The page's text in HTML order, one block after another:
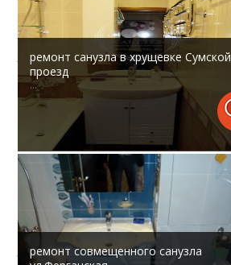
ремонт санузла в хрущевке Сумской
проезд
...
ремонт совмещенного санузла